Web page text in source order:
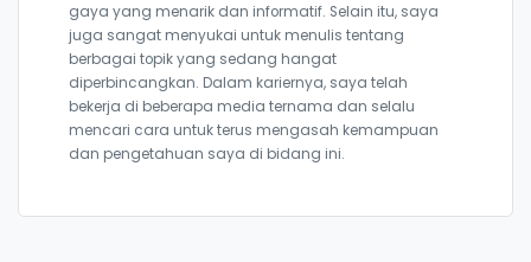
gaya yang menarik dan informatif. Selain itu, saya
juga sangat menyukai untuk menulis tentang
berbagai topik yang sedang hangat
diperbincangkan. Dalam kariernya, saya telah
bekerja di beberapa media ternama dan selalu
mencari cara untuk terus mengasah kemampuan
dan pengetahuan saya di bidang ini.